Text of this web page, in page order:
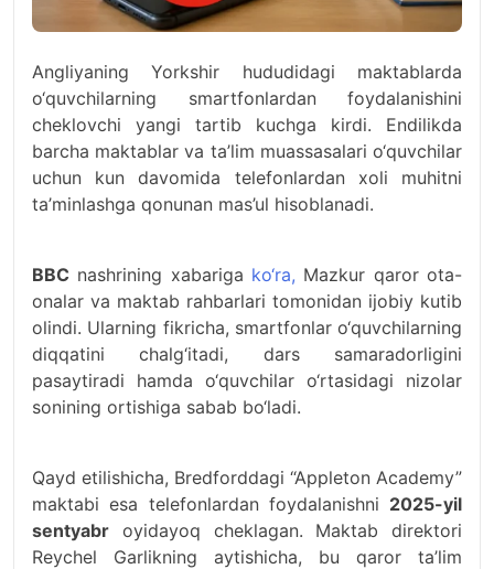
Angliyaning Yorkshir hududidagi maktablarda
o‘quvchilarning smartfonlardan foydalanishini
cheklovchi yangi tartib kuchga kirdi. Endilikda
barcha maktablar va ta’lim muassasalari o‘quvchilar
uchun kun davomida telefonlardan xoli muhitni
ta’minlashga qonunan mas’ul hisoblanadi.
BBC nashrining xabariga ko‘ra, Mazkur qaror ota-
onalar va maktab rahbarlari tomonidan ijobiy kutib
olindi. Ularning fikricha, smartfonlar o‘quvchilarning
diqqatini chalg‘itadi, dars samaradorligini
pasaytiradi hamda o‘quvchilar o‘rtasidagi nizolar
sonining ortishiga sabab bo‘ladi.
Qayd etilishicha, Bredforddagi “Appleton Academy”
maktabi esa telefonlardan foydalanishni 2025-yil
sentyabr oyidayoq cheklagan. Maktab direktori
Reychel Garlikning aytishicha, bu qaror ta’lim